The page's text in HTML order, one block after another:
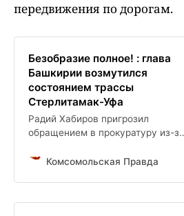
передвижения по дорогам.
Безобразие полное! : глава
Башкирии возмутился
состоянием трассы
Стерлитамак-Уфа
Радий Хабиров пригрозил
обращением в прокуратуру из-за
Комсомольская Правда